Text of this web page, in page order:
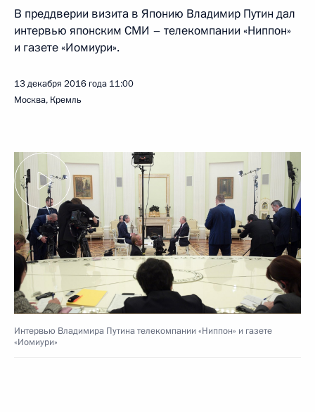
В преддверии визита в Японию Владимир Путин дал
интервью японским СМИ – телекомпании «Ниппон»
и газете «Иомиури».
13 декабря 2016 года 11:00
Москва, Кремль
Интервью Владимира Путина телекомпании «Ниппон» и газете
«Иомиури»